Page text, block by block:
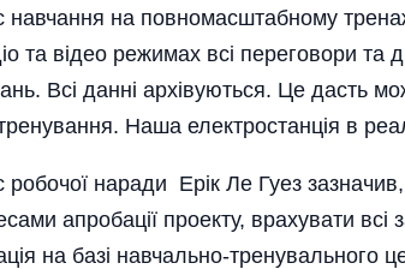
навчання на повномасштабному
та відео режимах всі переговори та
Всі данні архівуються. Це дасть
Наша електростанція­ в
робочої наради Ерік Ле Гуез
апробації проекту, врахувати
на базі навчально-тренувального